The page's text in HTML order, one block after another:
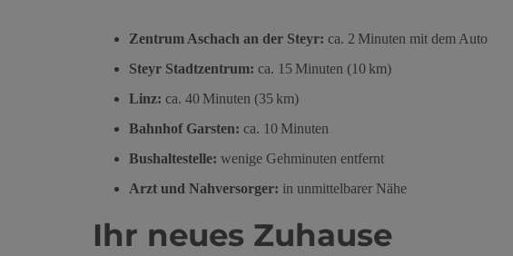
Zentrum Aschach an der Steyr: ca. 2 Minuten mit dem Auto
Steyr Stadtzentrum: ca. 15 Minuten (10 km)
Linz: ca. 40 Minuten (35 km)
Bahnhof Garsten: ca. 10 Minuten
Bushaltestelle: wenige Gehminuten entfernt
Arzt und Nahversorger: in unmittelbarer Nähe
Ihr neues Zuhause